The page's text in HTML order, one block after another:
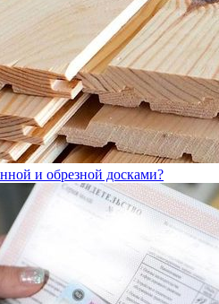
и обрезной досками?